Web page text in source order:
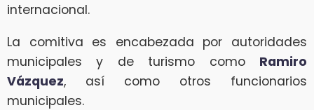
internacional.
La comitiva es encabezada por autoridades
municipales y de turismo como Ramiro
Vázquez, así como otros funcionarios
municipales.